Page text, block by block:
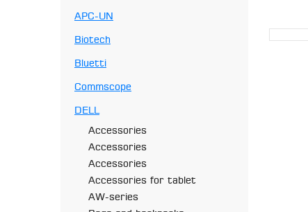
APC-UN
Biotech
Bluetti
Commscope
DELL
Accessories
Accessories
Accessories
Accessories for tablet
AW-series